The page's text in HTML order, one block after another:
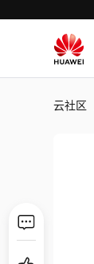
云社区